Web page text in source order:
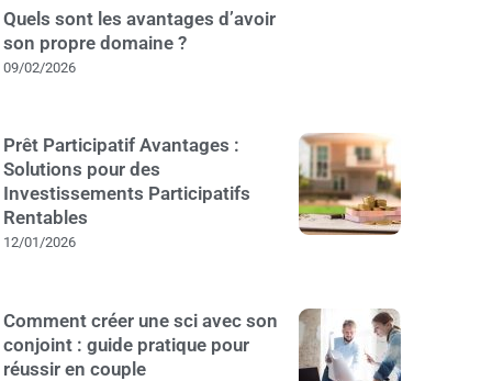
Quels sont les avantages d’avoir
son propre domaine ?
09/02/2026
Prêt Participatif Avantages :
Solutions pour des
Investissements Participatifs
Rentables
12/01/2026
Comment créer une sci avec son
conjoint : guide pratique pour
réussir en couple